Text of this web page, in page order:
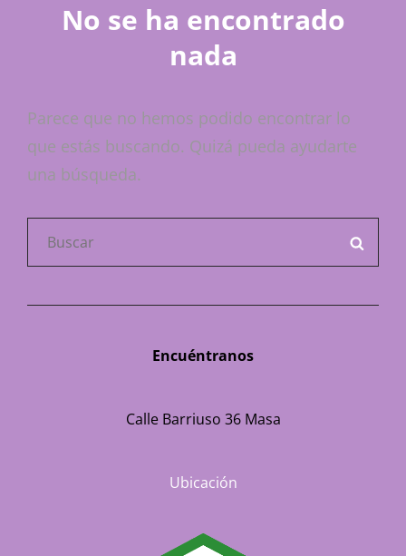
No se ha encontrado
nada
Parece que no hemos podido encontrar lo
que estás buscando. Quizá pueda ayudarte
una búsqueda.
Encuéntranos
Calle Barriuso 36 Masa
Ubicación